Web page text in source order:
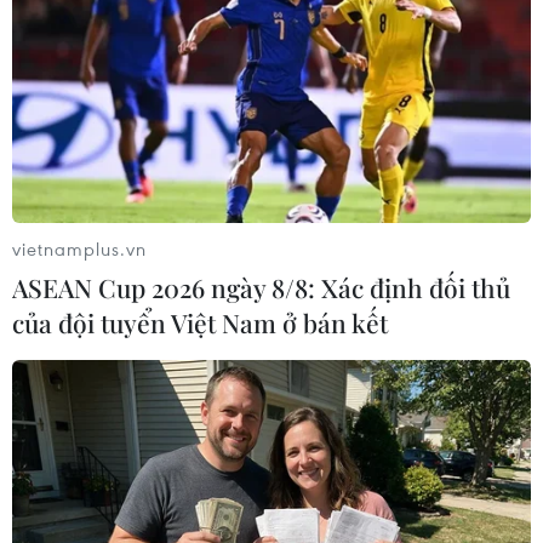
các thành phố trên thế giới
24/10/2019 07:42
Nghiên cứu trên được tiến hành nhằm xác định quy mô
thị trường ma túy chợ đen, qua đó giúp chính phủ các
nước đưa ra những biện pháp tốt nhất trong việc phòng
chống hoạt động buôn bán ma túy.
vietnamplus.vn
ASEAN Cup 2026 ngày 8/8: Xác định đối thủ
của đội tuyển Việt Nam ở bán kết